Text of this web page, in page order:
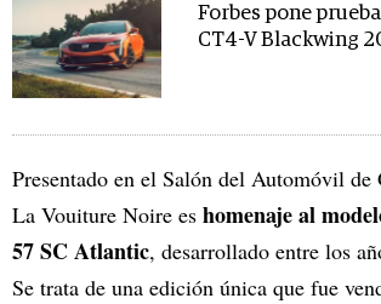
Forbes pone
CT4-V Blackwing
Presentado en el Salón del Automóvil de
La Vouiture Noire es homenaje al
57 SC Atlantic, desarrollado entre los
Se trata de una edición única que fue